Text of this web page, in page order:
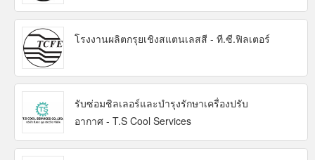
โรงงานผลิตกรุยเชิงสแตนเลสสี - ที.ซี.ฟิลเตอร์
รับซ่อมชิลเลอร์และบำรุงรักษาเครื่องปรับ
อากาศ - T.S Cool Services